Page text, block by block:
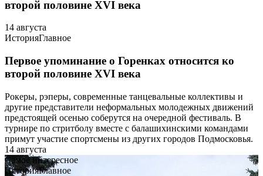
второй половине XVI века
14 августа
ИсторияГлавное
Первое упоминание о Горенках относится ко
второй половине XVI века
Рокеры, рэперы, современные танцевальные коллективы и
другие представители неформальных молодежных движений
предстоящей осенью соберутся на очередной фестиваль. В
турнире по стритболу вместе с балашихинскими командами
примут участие спортсмены из других городов Подмосковья.
14 августа
Самое интересное
ИсторияГлавное